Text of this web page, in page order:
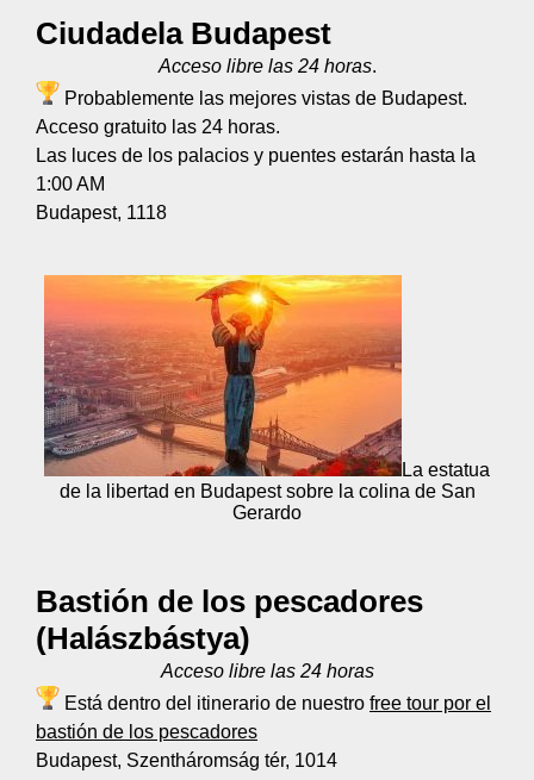
Ciudadela Budapest
Acceso libre las 24 horas.
Probablemente las mejores vistas de Budapest.
Acceso gratuito las 24 horas.
Las luces de los palacios y puentes estarán hasta la
1:00 AM
Budapest, 1118
La estatua
de la libertad en Budapest sobre la colina de San
Gerardo
Bastión de los pescadores
(Halászbástya)
Acceso libre las 24 horas
Está dentro del itinerario de nuestro free tour por el
bastión de los pescadores
Budapest, Szentháromság tér, 1014